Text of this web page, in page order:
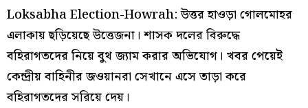
Loksabha Election-Howrah: উত্তর হাওড়া গোলমোহর
এলাকায় ছড়িয়েছে উত্তেজনা। শাসক দলের বিরুদ্ধে
বহিরাগতদের নিয়ে বুথ জ্যাম করার অভিযোগ। খবর পেয়েই
কেন্দ্রীয় বাহিনীর জওয়ানরা সেখানে এসে তাড়া করে
বহিরাগতদের সরিয়ে দেয়।